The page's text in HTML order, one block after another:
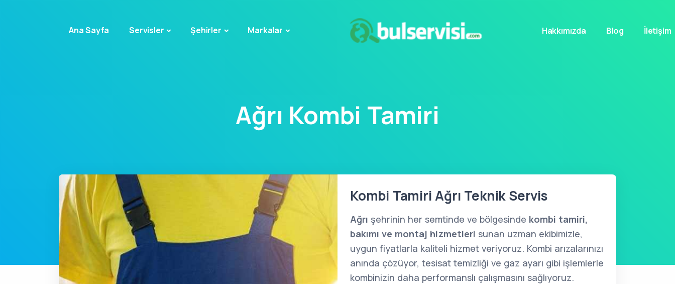
Ana Sayfa Servisler Şehirler Markalar Hakkımızda Blog İletişim
Ağrı Kombi Tamiri
Kombi Tamiri Ağrı Teknik Servis
Ağrı şehrinin her semtinde ve bölgesinde kombi tamiri,
bakımı ve montaj hizmetleri sunan uzman ekibimizle,
uygun fiyatlarla kaliteli hizmet veriyoruz. Kombi arızalarınızı
anında çözüyor, tesisat temizliği ve gaz ayarı gibi işlemlerle
kombinizin daha performanslı çalışmasını sağlıyoruz.